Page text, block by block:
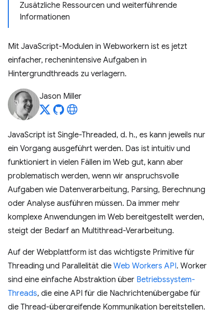
Zusätzliche Ressourcen und weiterführende
Informationen
Mit JavaScript-Modulen in Webworkern ist es jetzt
einfacher, rechenintensive Aufgaben in
Hintergrundthreads zu verlagern.
Jason Miller
JavaScript ist Single-Threaded, d. h., es kann jeweils nur
ein Vorgang ausgeführt werden. Das ist intuitiv und
funktioniert in vielen Fällen im Web gut, kann aber
problematisch werden, wenn wir anspruchsvolle
Aufgaben wie Datenverarbeitung, Parsing, Berechnung
oder Analyse ausführen müssen. Da immer mehr
komplexe Anwendungen im Web bereitgestellt werden,
steigt der Bedarf an Multithread-Verarbeitung.
Auf der Webplattform ist das wichtigste Primitive für
Threading und Parallelität die Web Workers API. Worker
sind eine einfache Abstraktion über Betriebssystem-
Threads, die eine API für die Nachrichtenübergabe für
die Thread-übergreifende Kommunikation bereitstellen.